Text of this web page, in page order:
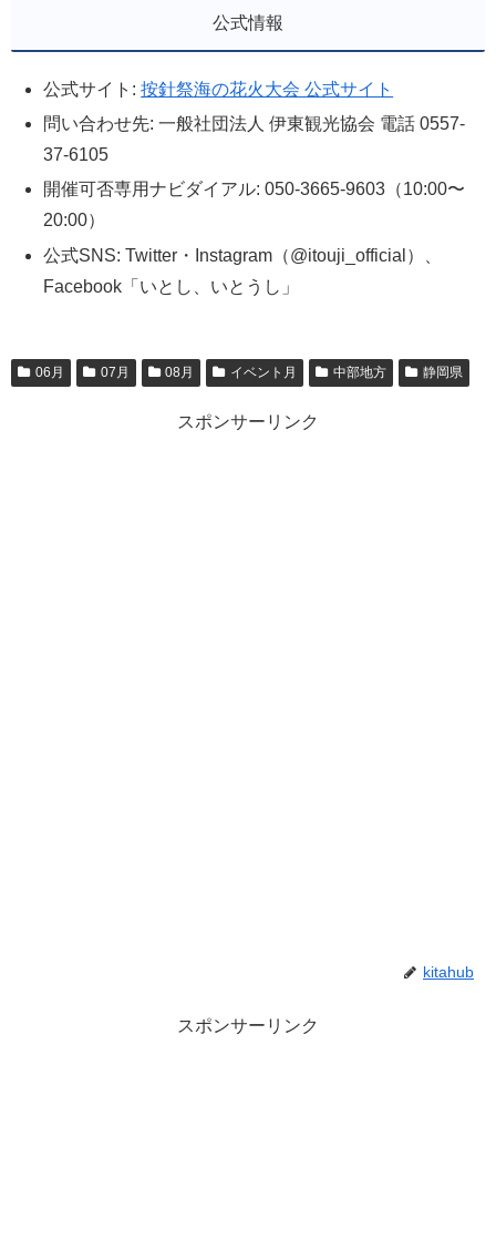
公式情報
公式サイト:按針祭海の花火大会 公式サイト
問い合わせ先: 一般社団法人 伊東観光協会 電話 0557-
37-6105
開催可否専用ナビダイアル: 050-3665-9603（10:00〜
20:00）
公式SNS: Twitter・Instagram（@itouji_official）、
Facebook「いとし、いとうし」
06月 07月 08月 イベント月 中部地方 静岡県
スポンサーリンク
kitahub
スポンサーリンク